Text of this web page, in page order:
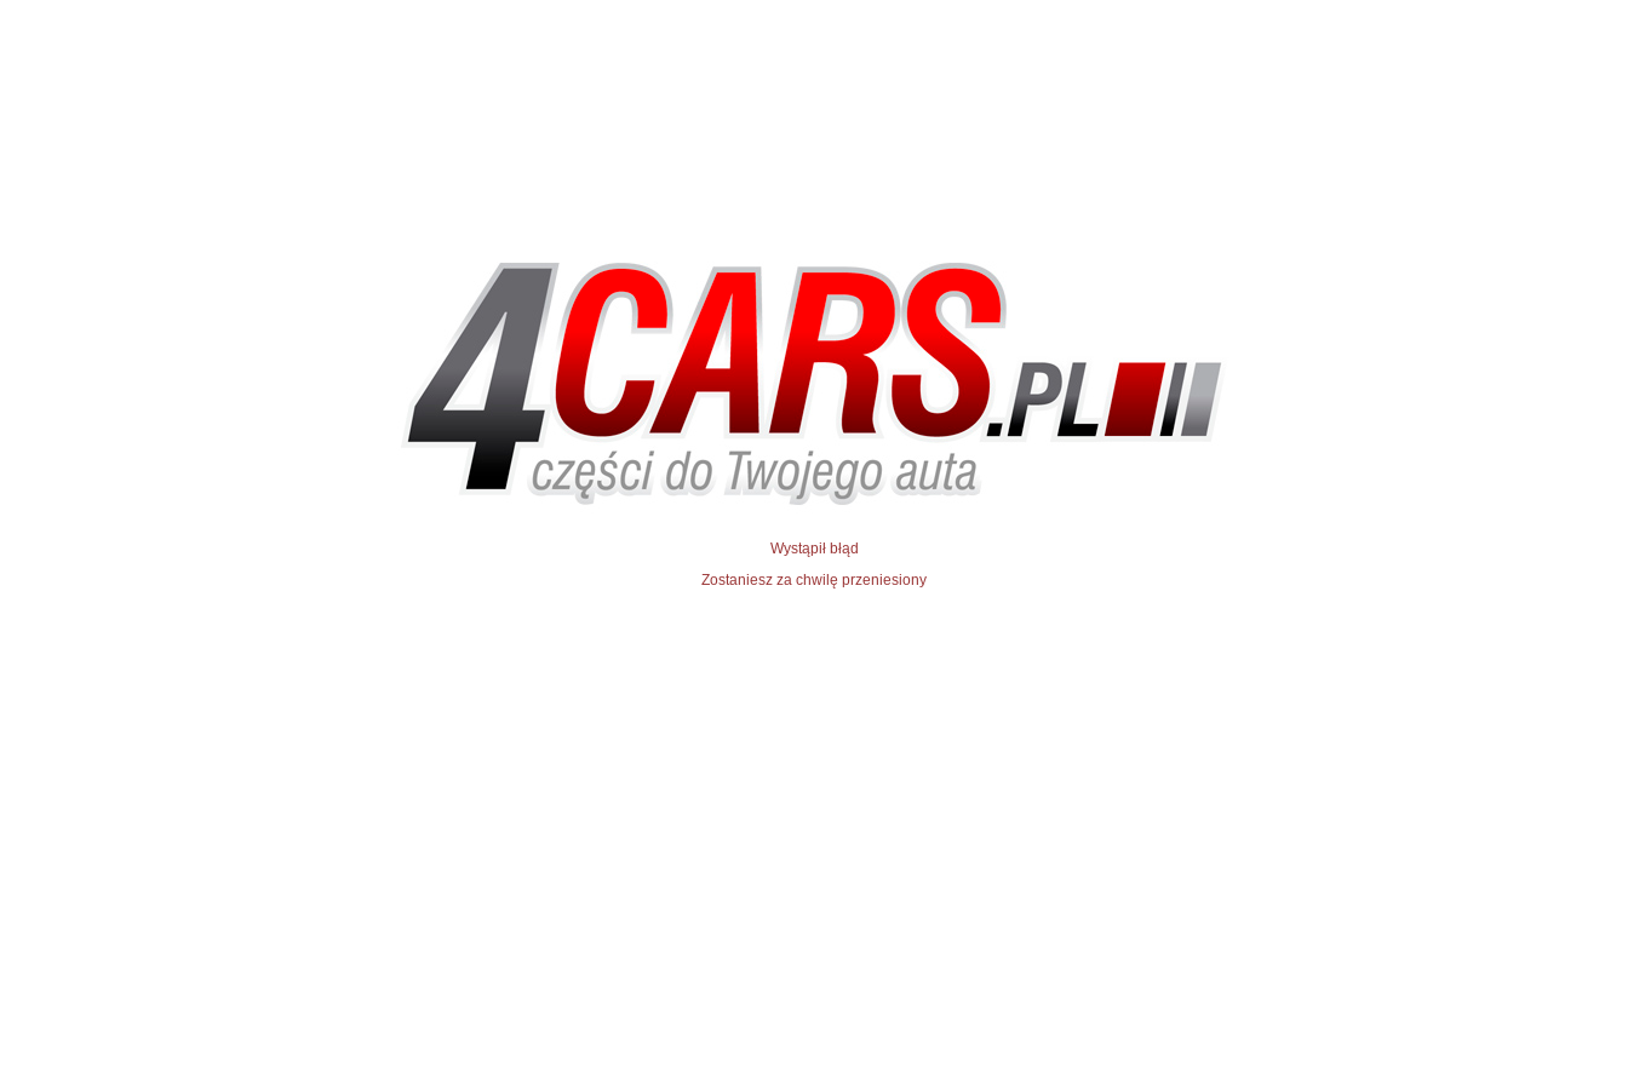
Wystąpił błąd
Zostaniesz za chwilę przeniesiony